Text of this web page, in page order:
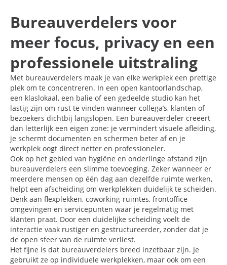
Bureauverdelers voor
meer focus, privacy en een
professionele uitstraling
Met bureauverdelers maak je van elke werkplek een prettige
plek om te concentreren. In een open kantoorlandschap,
een klaslokaal, een balie of een gedeelde studio kan het
lastig zijn om rust te vinden wanneer collega’s, klanten of
bezoekers dichtbij langslopen. Een bureauverdeler creëert
dan letterlijk een eigen zone: je vermindert visuele afleiding,
je schermt documenten en schermen beter af en je
werkplek oogt direct netter en professioneler.
Ook op het gebied van hygiëne en onderlinge afstand zijn
bureauverdelers een slimme toevoeging. Zeker wanneer er
meerdere mensen op één dag aan dezelfde ruimte werken,
helpt een afscheiding om werkplekken duidelijk te scheiden.
Denk aan flexplekken, coworking-ruimtes, frontoffice-
omgevingen en servicepunten waar je regelmatig met
klanten praat. Door een duidelijke scheiding voelt de
interactie vaak rustiger en gestructureerder, zonder dat je
de open sfeer van de ruimte verliest.
Het fijne is dat bureauverdelers breed inzetbaar zijn. Je
gebruikt ze op individuele werkplekken, maar ook om een